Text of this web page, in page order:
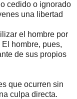
cedido o ignorado
una libertad
el hombre por
hombre, pues,
de sus propios
que ocurren sin
culpa directa.